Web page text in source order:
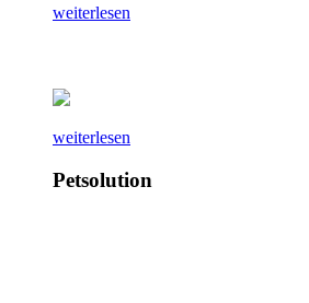
weiterlesen
weiterlesen
Petsolution